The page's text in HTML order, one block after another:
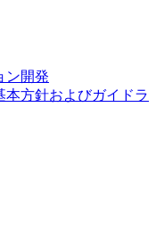
ン開発
方針およびガイドラ